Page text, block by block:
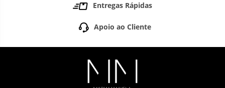
Entregas Rápidas
Apoio ao Cliente